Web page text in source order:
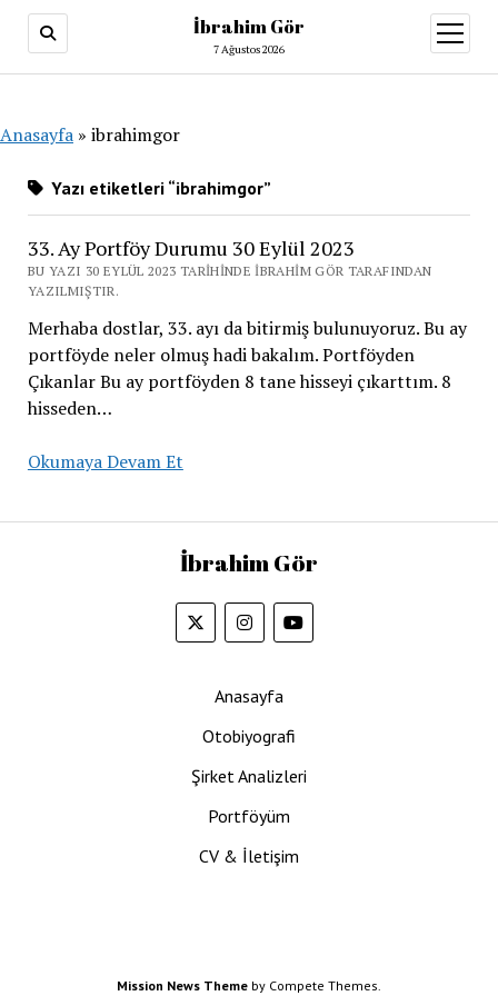
İbrahim Gör
7 Ağustos 2026
aç
Anasayfa » ibrahimgor
Yazı etiketleri “ibrahimgor”
33. Ay Portföy Durumu 30 Eylül 2023
BU YAZI 30 EYLÜL 2023 TARIHINDE İBRAHIM GÖR TARAFINDAN
YAZILMIŞTIR.
Merhaba dostlar, 33. ayı da bitirmiş bulunuyoruz. Bu ay
portföyde neler olmuş hadi bakalım. Portföyden
Çıkanlar Bu ay portföyden 8 tane hisseyi çıkarttım. 8
hisseden…
Okumaya Devam Et33.
30
2023
İbrahim Gör
Anasayfa
Otobiyografi
Şirket Analizleri
Portföyüm
CV & İletişim
Mission News Theme by Compete Themes.